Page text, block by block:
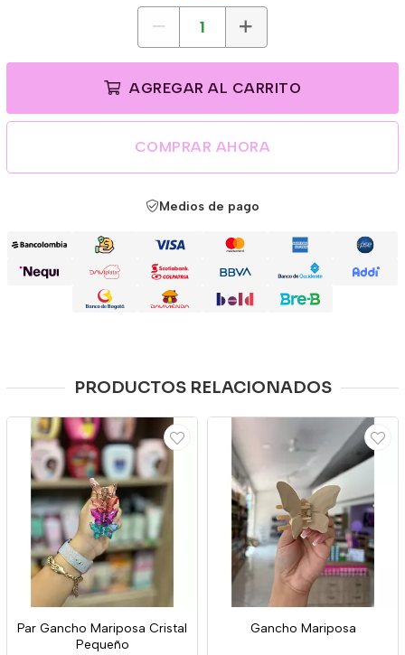
AGREGAR AL CARRITO
COMPRAR AHORA
Medios de pago
PRODUCTOS RELACIONADOS
Par Gancho Mariposa Cristal
Pequeño
Gancho Mariposa